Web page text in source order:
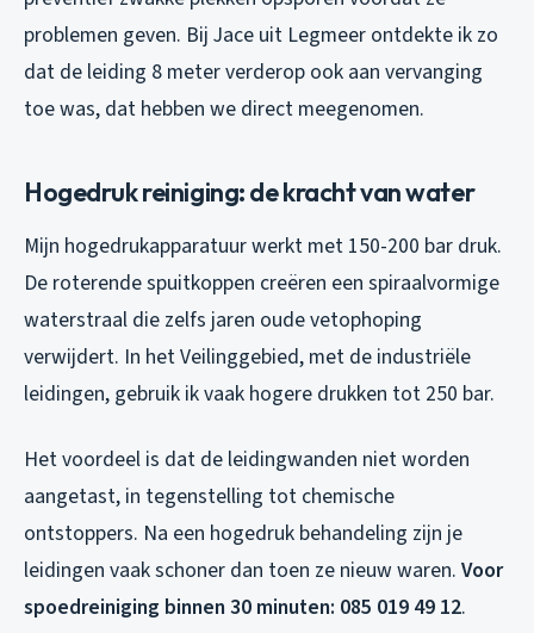
problemen geven. Bij Jace uit Legmeer ontdekte ik zo
dat de leiding 8 meter verderop ook aan vervanging
toe was, dat hebben we direct meegenomen.
Hogedruk reiniging: de kracht van water
Mijn hogedrukapparatuur werkt met 150-200 bar druk.
De roterende spuitkoppen creëren een spiraalvormige
waterstraal die zelfs jaren oude vetophoping
verwijdert. In het Veilinggebied, met de industriële
leidingen, gebruik ik vaak hogere drukken tot 250 bar.
Het voordeel is dat de leidingwanden niet worden
aangetast, in tegenstelling tot chemische
ontstoppers. Na een hogedruk behandeling zijn je
leidingen vaak schoner dan toen ze nieuw waren. Voor
spoedreiniging binnen 30 minuten: 085 019 49 12.